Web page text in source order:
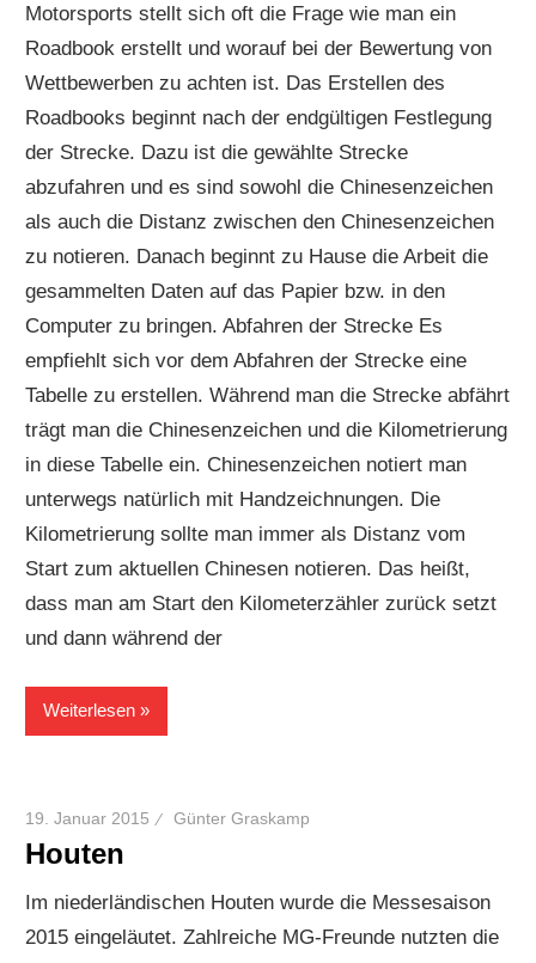
Motorsports stellt sich oft die Frage wie man ein
Roadbook erstellt und worauf bei der Bewertung von
Wettbewerben zu achten ist. Das Erstellen des
Roadbooks beginnt nach der endgültigen Festlegung
der Strecke. Dazu ist die gewählte Strecke
abzufahren und es sind sowohl die Chinesenzeichen
als auch die Distanz zwischen den Chinesenzeichen
zu notieren. Danach beginnt zu Hause die Arbeit die
gesammelten Daten auf das Papier bzw. in den
Computer zu bringen. Abfahren der Strecke Es
empfiehlt sich vor dem Abfahren der Strecke eine
Tabelle zu erstellen. Während man die Strecke abfährt
trägt man die Chinesenzeichen und die Kilometrierung
in diese Tabelle ein. Chinesenzeichen notiert man
unterwegs natürlich mit Handzeichnungen. Die
Kilometrierung sollte man immer als Distanz vom
Start zum aktuellen Chinesen notieren. Das heißt,
dass man am Start den Kilometerzähler zurück setzt
und dann während der
Weiterlesen
19. Januar 2015 Günter Graskamp
Houten
Im niederländischen Houten wurde die Messesaison
2015 eingeläutet. Zahlreiche MG-Freunde nutzten die